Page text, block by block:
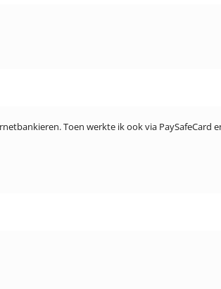
Toen werkte ik ook via PaySafeCard